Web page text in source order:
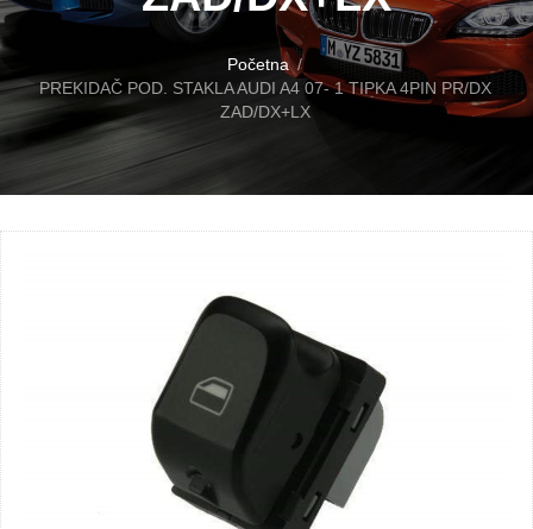
Početna
PREKIDAČ POD. STAKLA AUDI A4 07- 1 TIPKA 4PIN PR/DX
ZAD/DX+LX